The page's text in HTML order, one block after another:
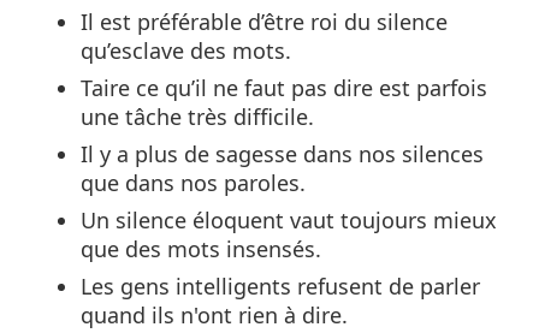
Il est préférable d’être roi du silence
qu’esclave des mots.
Taire ce qu’il ne faut pas dire est parfois
une tâche très difficile.
Il y a plus de sagesse dans nos silences
que dans nos paroles.
Un silence éloquent vaut toujours mieux
que des mots insensés.
Les gens intelligents refusent de parler
quand ils n'ont rien à dire.